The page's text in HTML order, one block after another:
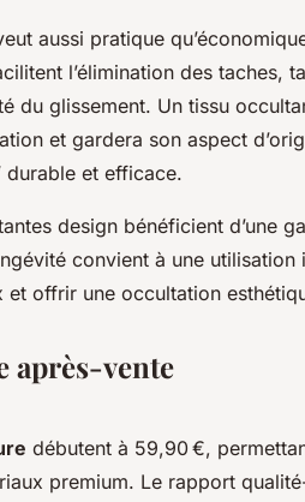
aussi pratique
l’élimination des taches,
du glissement. Un tissu
et gardera son aspect
durable et efficace.
design bénéficient d’une
convient à une utilisation
et offrir une occultation
après-vente
débutent à 59,90 €,
premium. Le rapport